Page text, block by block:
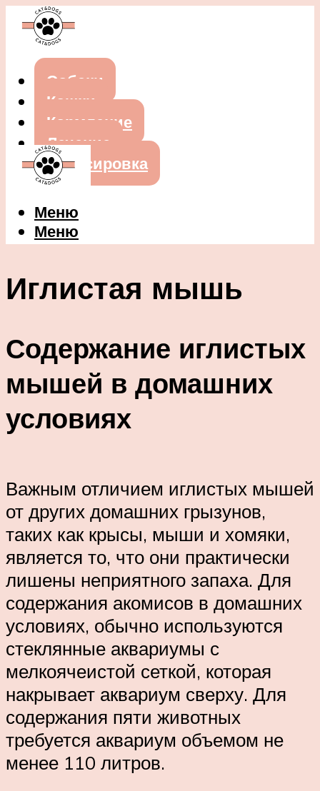
Собаки
Кошки
Кормление
Лечение
Дрессировка
Меню
Меню
Иглистая мышь
Содержание иглистых
мышей в домашних
условиях
Важным отличием иглистых мышей
от других домашних грызунов,
таких как крысы, мыши и хомяки,
является то, что они практически
лишены неприятного запаха. Для
содержания акомисов в домашних
условиях, обычно используются
стеклянные аквариумы с
мелкоячеистой сеткой, которая
накрывает аквариум сверху. Для
содержания пяти животных
требуется аквариум объемом не
менее 110 литров.